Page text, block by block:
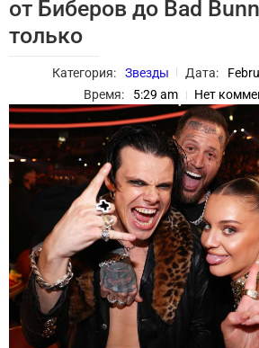
от Биберов до Bad
только
Категория: Звезды Дата:
Время:
5:29 am Нет